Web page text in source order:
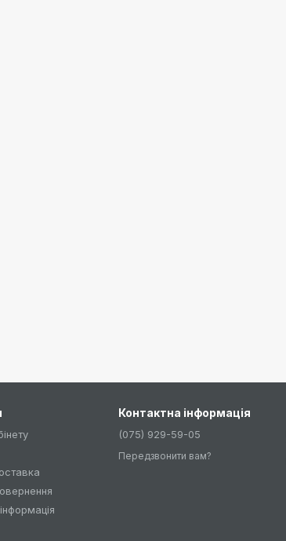
Контактна інформація
(075) 929-59-05
Передзвонити вам?